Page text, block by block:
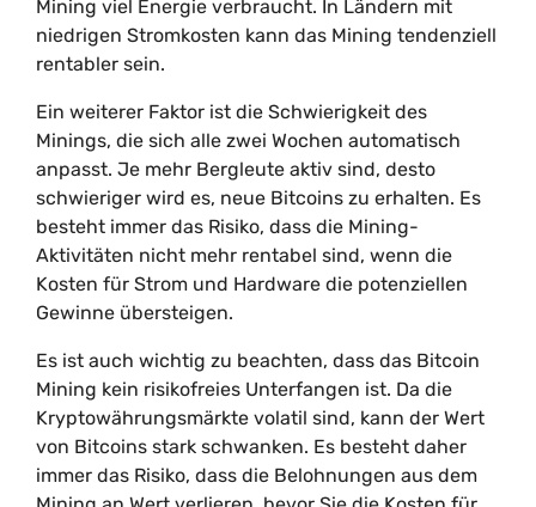
Mining viel Energie verbraucht. In Ländern mit
niedrigen Stromkosten kann das Mining tendenziell
rentabler sein.
Ein weiterer Faktor ist die Schwierigkeit des
Minings, die sich alle zwei Wochen automatisch
anpasst. Je mehr Bergleute aktiv sind, desto
schwieriger wird es, neue Bitcoins zu erhalten. Es
besteht immer das Risiko, dass die Mining-
Aktivitäten nicht mehr rentabel sind, wenn die
Kosten für Strom und Hardware die potenziellen
Gewinne übersteigen.
Es ist auch wichtig zu beachten, dass das Bitcoin
Mining kein risikofreies Unterfangen ist. Da die
Kryptowährungsmärkte volatil sind, kann der Wert
von Bitcoins stark schwanken. Es besteht daher
immer das Risiko, dass die Belohnungen aus dem